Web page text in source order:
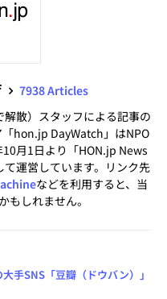
7938 Articles
散）スタッフによる記事の
hon.jp DayWatch」はNPO
月1日より「HON.jp News
運営しています。リンク先
などを利用すると、当
もしれません。
手SNS「豆瓣（ドウバン）」